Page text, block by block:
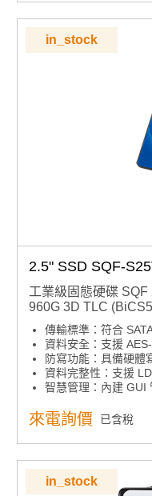
in_stock
2.5" SSD SQF-
工業級固態硬碟 SQF
960G 3D TLC
傳輸標準：符合
資料安全：支援
防寫功能：具備硬體
資料完整性：支援
智慧管理：內建 GUI
來電詢價 已含稅
in_stock